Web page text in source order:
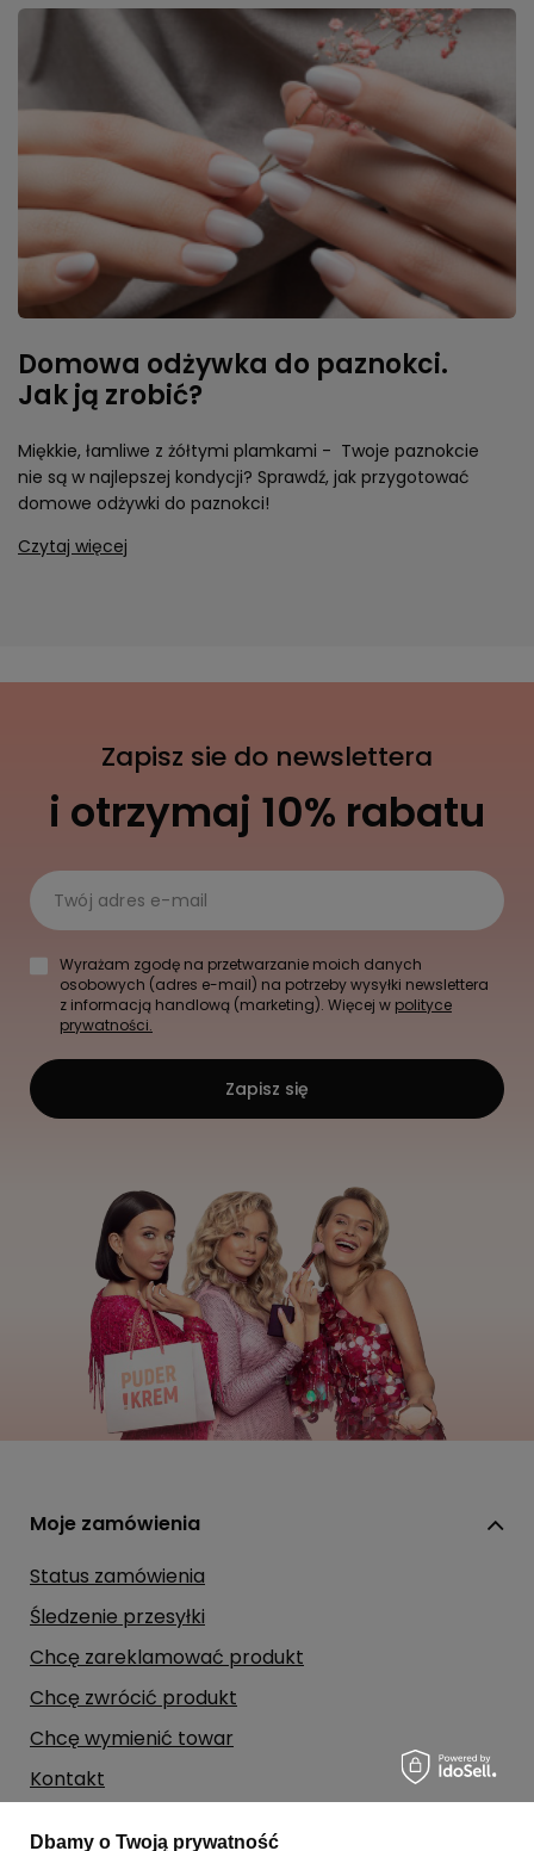
Domowa odżywka do paznokci.
Jak ją zrobić?
Miękkie, łamliwe z żółtymi plamkami - Twoje paznokcie
nie są w najlepszej kondycji? Sprawdź, jak przygotować
domowe odżywki do paznokci!
Czytaj więcej
Zapisz sie do newslettera
i otrzymaj 10% rabatu
Twój adres e-mail
Wyrażam zgodę na przetwarzanie moich danych
osobowych (adres e-mail) na potrzeby wysyłki newslettera
z informacją handlową (marketing). Więcej w polityce
prywatności.
Zapisz się
Moje zamówienia
Status zamówienia
Śledzenie przesyłki
Chcę zareklamować produkt
Chcę zwrócić produkt
Chcę wymienić towar
Kontakt
Dbamy o Twoją prywatność